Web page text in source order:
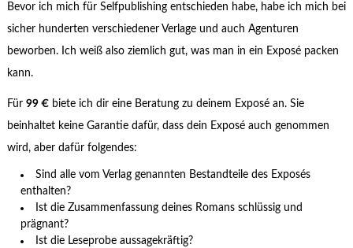
Bevor ich mich für Selfpublishing entschieden habe, habe ich mich bei
sicher hunderten verschiedener Verlage und auch Agenturen
beworben. Ich weiß also ziemlich gut, was man in ein Exposé packen
kann.
Für 99 €biete ich dir eine Beratung zu deinem Exposé an. Sie
beinhaltet keine Garantie dafür, dass dein Exposé auch genommen
wird, aber dafür folgendes:
Sind alle vom Verlag genannten Bestandteile des Exposés
enthalten?
Ist die Zusammenfassung deines Romans schlüssig und
prägnant?
Ist die Leseprobe aussagekräftig?